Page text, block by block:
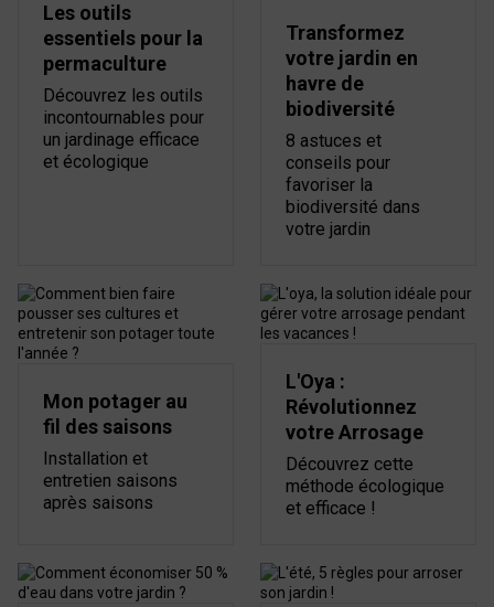
Les outils
essentiels pour la
permaculture
Découvrez les outils
incontournables pour
un jardinage efficace
et écologique
Transformez
votre jardin en
havre de
biodiversité
8 astuces et
conseils pour
favoriser la
biodiversité dans
votre jardin
Mon potager au
fil des saisons
Installation et
entretien saisons
après saisons
L'Oya :
Révolutionnez
votre Arrosage
Découvrez cette
méthode écologique
et efficace !